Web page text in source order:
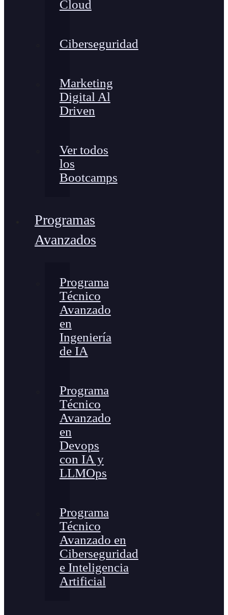
Cloud
Ciberseguridad
Marketing
Digital Al
Driven
Ver todos
los
Bootcamps
Programas
Avanzados
Programa
Técnico
Avanzado
en
Ingeniería
de IA
Programa
Técnico
Avanzado
en
Devops
con IA y
LLMOps
Programa
Técnico
Avanzado en
Ciberseguridad
e Inteligencia
Artificial